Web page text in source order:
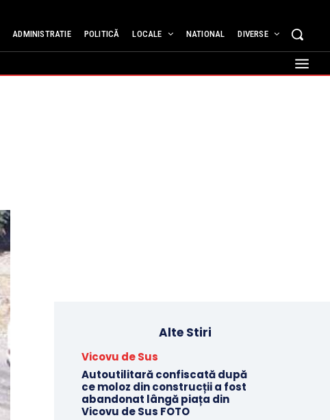
ADMINISTRATIE POLITICĂ LOCALE NATIONAL DIVERSE
Alte Stiri
Vicovu de Sus
Autoutilitară confiscată după
ce moloz din construcții a fost
abandonat lângă piața din
Vicovu de Sus FOTO